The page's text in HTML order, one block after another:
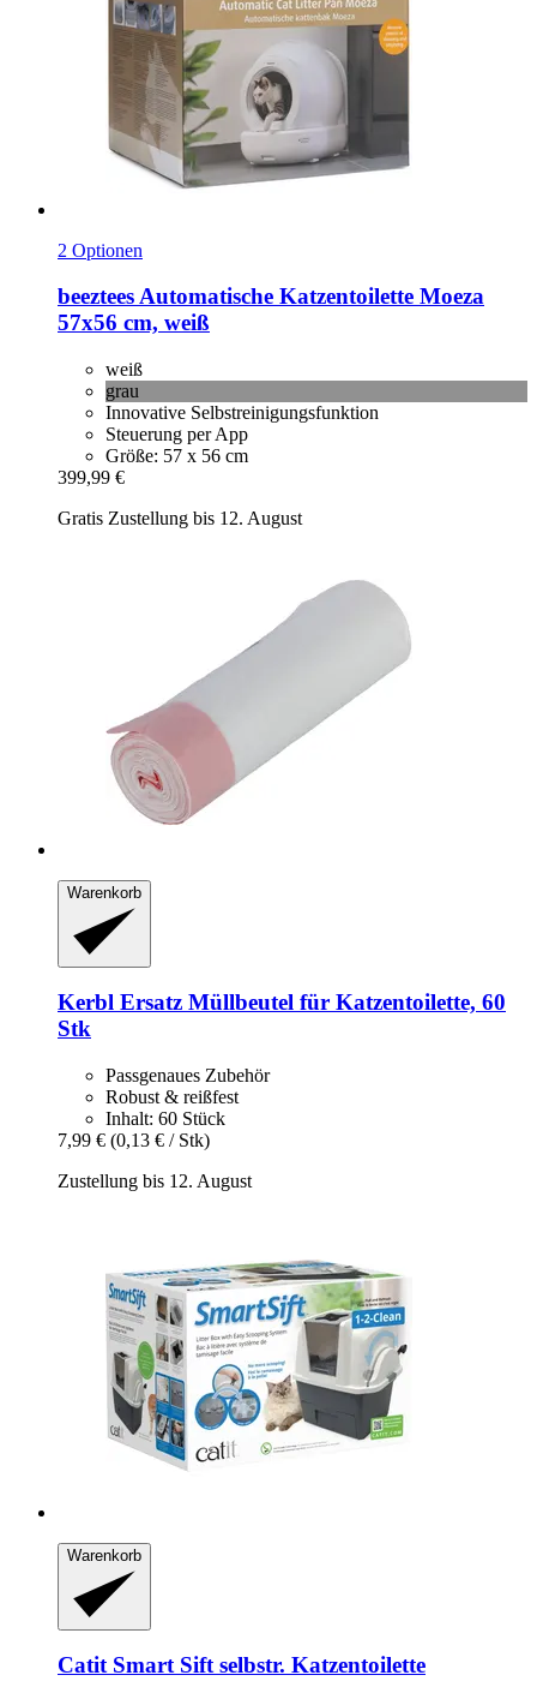
2 Optionen
beezteesAutomatische Katzentoilette Moeza
57x56 cm, weiß
weiß
grau
Innovative Selbstreinigungsfunktion
Steuerung per App
Größe: 57 x 56 cm
399,99 €
Gratis Zustellung bis 12. August
Warenkorb
Kerbl Ersatz Müllbeutel für Katzentoilette, 60
Stk
Passgenaues Zubehör
Robust & reißfest
Inhalt: 60 Stück
7,99 € (0,13 € / Stk)
Zustellung bis 12. August
Warenkorb
CatitSmart Sift selbstr. Katzentoilette